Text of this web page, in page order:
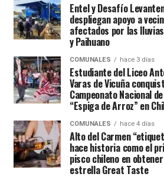
Entel y Desafío
despliegan apoyo a
afectados por las
y Paihuano
COMUNALES hace 3 días
Estudiante del Liceo
Varas de Vicuña
Campeonato Nacional
“Espiga de Arroz” en
COMUNALES hace 4 días
Alto del Carmen
hace historia como el
pisco chileno en
estrella Great Taste